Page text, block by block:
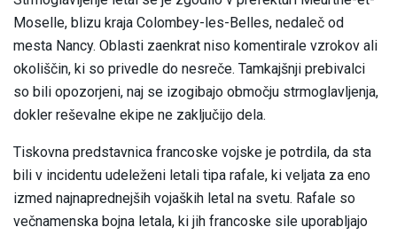
Moselle, blizu kraja Colombey-les-Belles, nedaleč od
mesta Nancy. Oblasti zaenkrat niso komentirale vzrokov ali
okoliščin, ki so privedle do nesreče. Tamkajšnji prebivalci
so bili opozorjeni, naj se izogibajo območju strmoglavljenja,
dokler reševalne ekipe ne zaključijo dela.
Tiskovna predstavnica francoske vojske je potrdila, da sta
bili v incidentu udeleženi letali tipa rafale, ki veljata za eno
izmed najnaprednejših vojaških letal na svetu. Rafale so
večnamenska bojna letala, ki jih francoske sile uporabljajo